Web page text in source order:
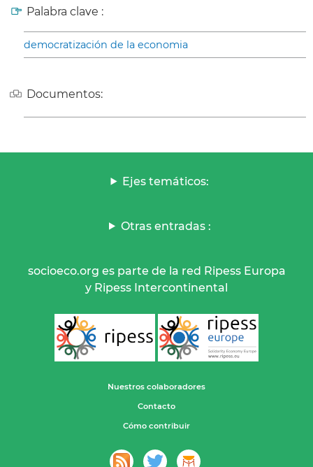
Palabra clave :
democratización de la economia
Documentos:
Ejes temáticos:
Otras entradas :
socioeco.org es parte de la red Ripess Europa
y Ripess Intercontinental
Nuestros colaboradores
Contacto
Cómo contribuir